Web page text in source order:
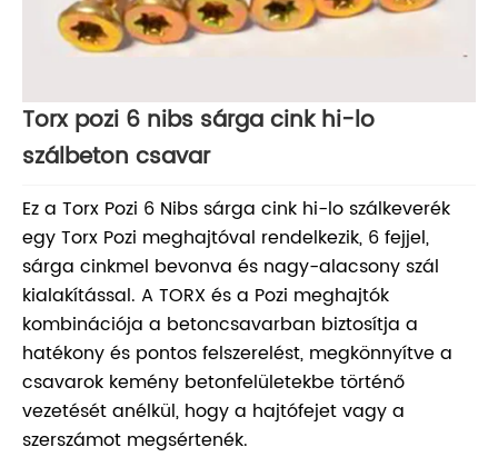
Torx pozi 6 nibs sárga cink hi-lo
szálbeton csavar
Ez a Torx Pozi 6 Nibs sárga cink hi-lo szálkeverék
egy Torx Pozi meghajtóval rendelkezik, 6 fejjel,
sárga cinkmel bevonva és nagy-alacsony szál
kialakítással. A TORX és a Pozi meghajtók
kombinációja a betoncsavarban biztosítja a
hatékony és pontos felszerelést, megkönnyítve a
csavarok kemény betonfelületekbe történő
vezetését anélkül, hogy a hajtófejet vagy a
szerszámot megsértenék.